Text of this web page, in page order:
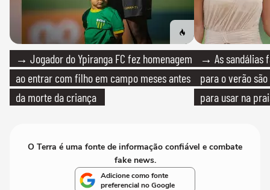
→ Jogador do Ypiranga FC fez homenagem
ao entrar com filho em campo meses antes
da morte da criança
→ As sandálias
para o verão
para usar na
O Terra é uma fonte de informação confiável e combate
fake news.
Adicione como fonte
preferencial no Google